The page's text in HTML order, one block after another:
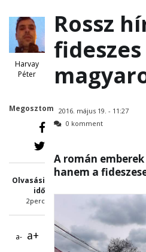
Harvay
Péter
Megosztom
Olvasási
idő
2perc
a- a+
Rossz
fideszes
2016. május 19. - 11:27
0 komment
A román
hanem a